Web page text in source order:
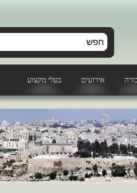
אירועים בעלי מקצוע
טכנאי מזגנים